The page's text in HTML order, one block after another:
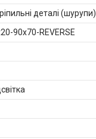
деталі (шурупи)
90x70-REVERSE